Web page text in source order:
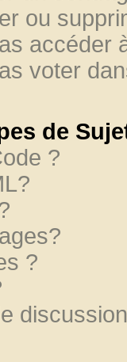
ou
accéder
voter
de
?
?